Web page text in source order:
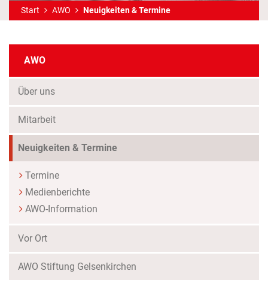
Start AWO Neuigkeiten & Termine
AWO
Über uns
Mitarbeit
Neuigkeiten & Termine
Termine
Medienberichte
AWO-Information
Vor Ort
AWO Stiftung Gelsenkirchen